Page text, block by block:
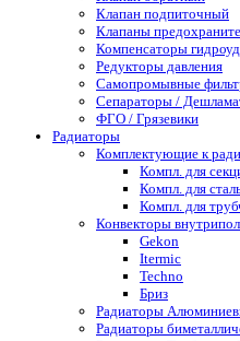
Клапан подпиточный
Клапаны
Компенсаторы
Редукторы давления
Самопромывные
Сепараторы /
ФГО / Грязевики
Радиаторы
Комплектующие к
Компл. для
Компл. для
Компл. для
Конвекторы
Gekon
Itermic
Techno
Бриз
Радиаторы
Радиаторы